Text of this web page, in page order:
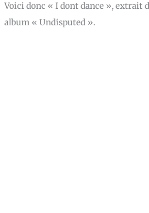
Voici donc « I dont dance », extrait
album « Undisputed ».